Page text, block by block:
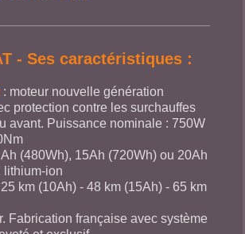
- Ses caractéristiques :
: moteur nouvelle génération
protection contre les surchauffes
avant. Puissance nominale : 750W
Ah (480Wh), 15Ah (720Wh) ou 20Ah
lithium-ion
25 km (10Ah) - 48 km (15Ah) - 65 km
Fabrication française avec système